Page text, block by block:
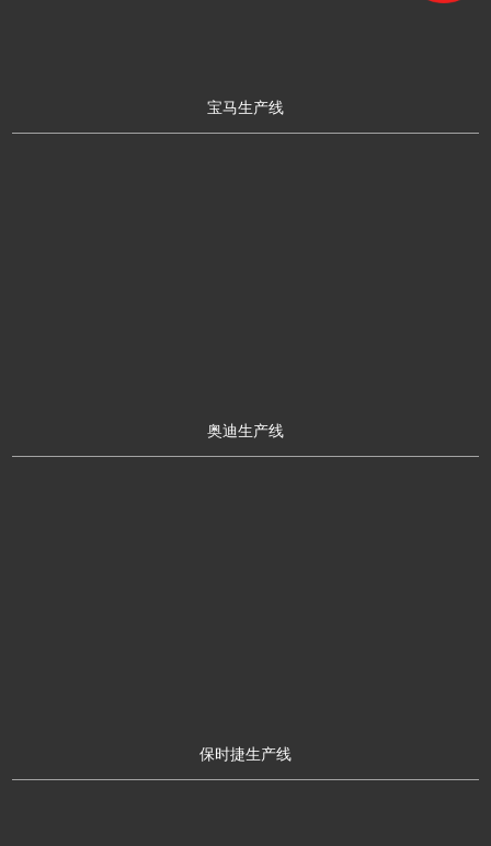
宝马生产线
奥迪生产线
保时捷生产线